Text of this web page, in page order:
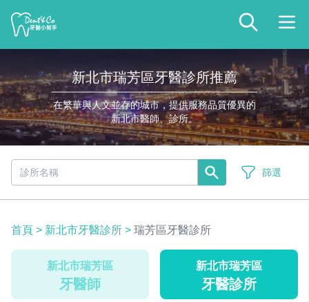
新北市瑞芳區牙醫診所推薦
在繁華與人文並存的城市，提供服務品質優異的
新北市醫師、診所。
篩選
首頁 > 新北市牙醫診所 > 瑞芳區牙醫診所
新北市瑞芳區
牙醫師
新北市瑞芳區
牙醫診所